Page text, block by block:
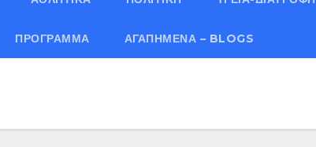
ΠΡΌΓΡΑΜΜΑ ΑΓΑΠΗΜΈΝΑ – BLOGS